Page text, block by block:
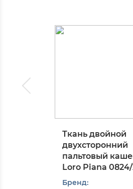
Ткань двойной
двухсторонний
пальтовый
Loro Piana
Бренд: